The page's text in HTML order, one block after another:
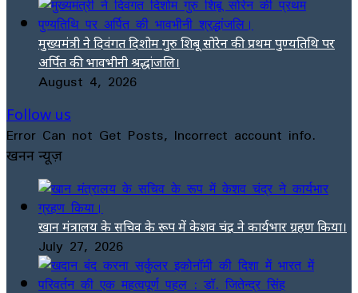
मुख्यमंत्री ने दिवंगत दिशोम गुरु शिबू सोरेन की प्रथम पुण्यतिथि पर
अर्पित की भावभीनी श्रद्धांजलि।
August 4, 2026
Follow us
Error Can not Get Posts, Incorrect account info.
खनन न्यूज़
खान मंत्रालय के सचिव के रूप में केशव चंद्र ने कार्यभार ग्रहण किया।
July 27, 2026